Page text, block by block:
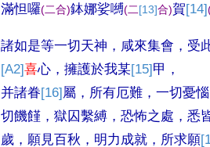
滿怛囉(二合)鉢娜娑嚩(二[13]合)賀[14]
諸如是等一切天神 ， 咸來集會 ， 受
[A2]喜心 ，擁護於我某[15]甲 ，
并諸眷[16]屬 ， 所有厄難 ，一切憂惱
切饑饉 ，獄囚繫縛 ，恐怖之處 ，悉
歲 ， 願見百秋 ， 明力成就 ， 所求願